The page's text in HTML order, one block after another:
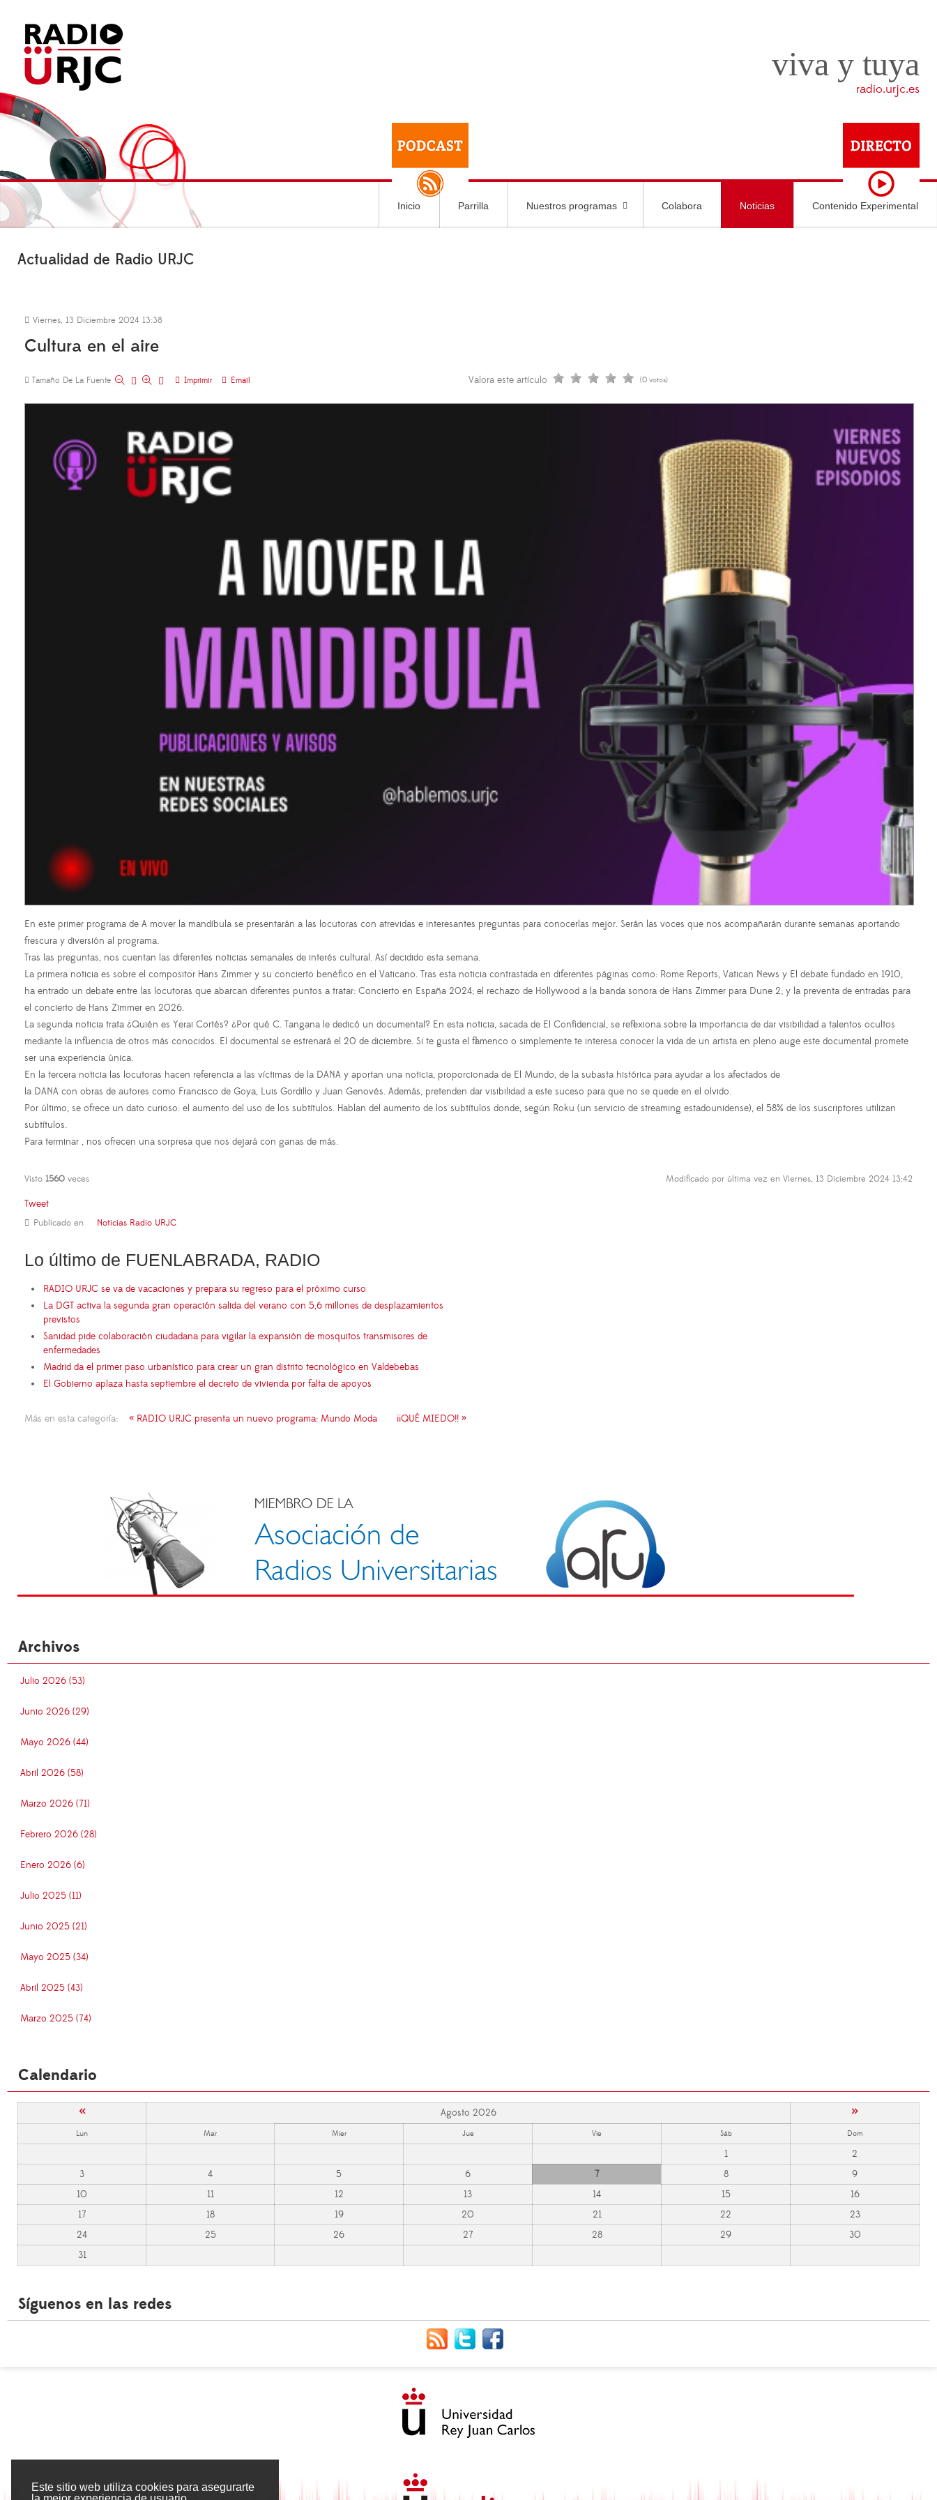
Este sitio web utiliza cookies para asegurarte
viva y tuya
radio.urjc.es
Inicio Parrilla Nuestros programas Colabora Noticias Contenido Experimental
Actualidad de Radio URJC
Viernes, 13 Diciembre 2024 13:38
Cultura en el aire
Tamaño De La Fuente Imprimir Email Valora este artículo (0 votos)
En este primer programa de A mover la mandíbula se presentarán a las locutoras con atrevidas e interesantes preguntas para conocerlas mejor. Serán las voces que nos acompañarán durante semanas aportando
frescura y diversión al programa.
Tras las preguntas, nos cuentan las diferentes noticias semanales de interés cultural. Así decidido esta semana.
La primera noticia es sobre el compositor Hans Zimmer y su concierto benéfico en el Vaticano. Tras esta noticia contrastada en diferentes páginas como: Rome Reports, Vatican News y El debate fundado en 1910,
ha entrado un debate entre las locutoras que abarcan diferentes puntos a tratar: Concierto en España 2024; el rechazo de Hollywood a la banda sonora de Hans Zimmer para Dune 2; y la preventa de entradas para
el concierto de Hans Zimmer en 2026.
La segunda noticia trata ¿Quién es Yerai Cortés? ¿Por qué C. Tangana le dedicó un documental? En esta noticia, sacada de El Confidencial, se reflexiona sobre la importancia de dar visibilidad a talentos ocultos
mediante la influencia de otros más conocidos. El documental se estrenará el 20 de diciembre. Si te gusta el flamenco o simplemente te interesa conocer la vida de un artista en pleno auge este documental promete
ser una experiencia única.
En la tercera noticia las locutoras hacen referencia a las víctimas de la DANA y aportan una noticia, proporcionada de El Mundo, de la subasta histórica para ayudar a los afectados de
la DANA con obras de autores como Francisco de Goya, Luis Gordillo y Juan Genovés. Además, pretenden dar visibilidad a este suceso para que no se quede en el olvido.
Por último, se ofrece un dato curioso: el aumento del uso de los subtítulos. Hablan del aumento de los subtítulos donde, según Roku (un servicio de streaming estadounidense), el 58% de los suscriptores utilizan
subtítulos.
Para terminar , nos ofrecen una sorpresa que nos dejará con ganas de más.
Visto 1560 veces Modificado por última vez en Viernes, 13 Diciembre 2024 13:42
Tweet
Publicado en Noticias Radio URJC
Lo último de FUENLABRADA, RADIO
RADIO URJC se va de vacaciones y prepara su regreso para el próximo curso
La DGT activa la segunda gran operación salida del verano con 5,6 millones de desplazamientos
previstos
Sanidad pide colaboración ciudadana para vigilar la expansión de mosquitos transmisores de
enfermedades
Madrid da el primer paso urbanístico para crear un gran distrito tecnológico en Valdebebas
El Gobierno aplaza hasta septiembre el decreto de vivienda por falta de apoyos
Más en esta categoría: « RADIO URJC presenta un nuevo programa: Mundo Moda ¡¡QUÉ MIEDO!! »
Archivos
Julio 2026 (53)
Junio 2026 (29)
Mayo 2026 (44)
Abril 2026 (58)
Marzo 2026 (71)
Febrero 2026 (28)
Enero 2026 (6)
Julio 2025 (11)
Junio 2025 (21)
Mayo 2025 (34)
Abril 2025 (43)
Marzo 2025 (74)
Calendario
« Agosto 2026 »
Lun Mar Mier Jue Vie Sáb Dom
1
2
3
4 5 6 7 8
9
10
11 12 13 14 15
16
17
18 19 20 21 22
23
24
25 26 27 28 29
30
31
Síguenos en las redes